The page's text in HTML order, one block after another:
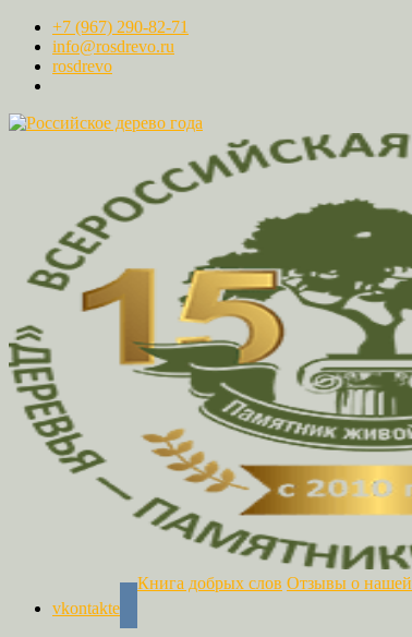
+7 (967) 290-82-71
info@rosdrevo.ru
rosdrevo
vkontakte
Книга добрых слов Отзывы о нашей